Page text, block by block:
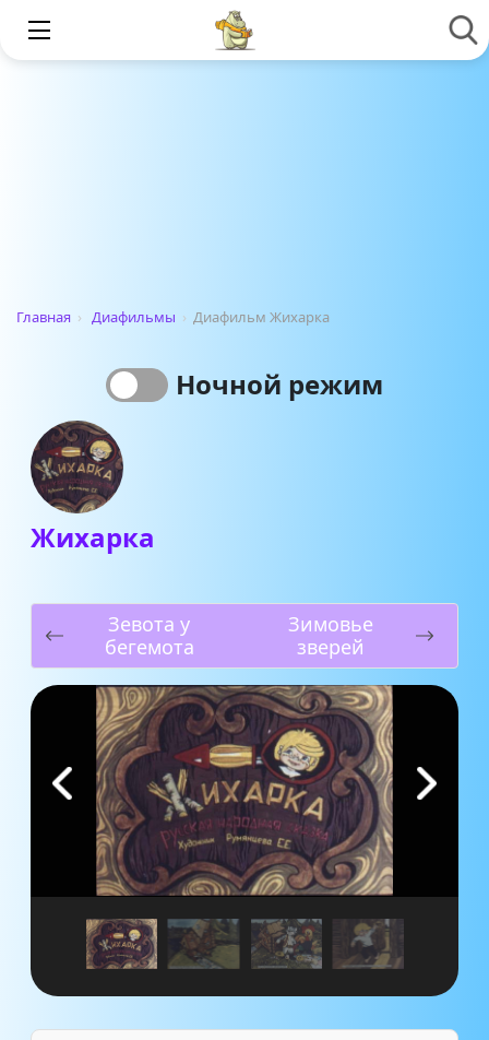
Главная › Диафильмы › Диафильм Жихарка
Ночной режим
Жихарка
Зевота у
бегемота
Зимовье
зверей